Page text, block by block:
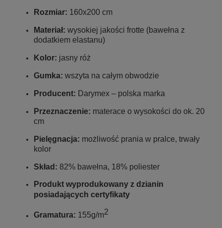
Rozmiar: 160x200 cm
Materiał: wysokiej jakości frotte (bawełna z
dodatkiem elastanu)
Kolor: jasny róż
Gumka: wszyta na całym obwodzie
Producent: Darymex – polska marka
Przeznaczenie: materace o wysokości do ok. 20
cm
Pielęgnacja: możliwość prania w pralce, trwały
kolor
Skład: 82% bawełna, 18% poliester
Produkt wyprodukowany z dzianin
posiadających certyfikaty
Gramatura: 155g/m2